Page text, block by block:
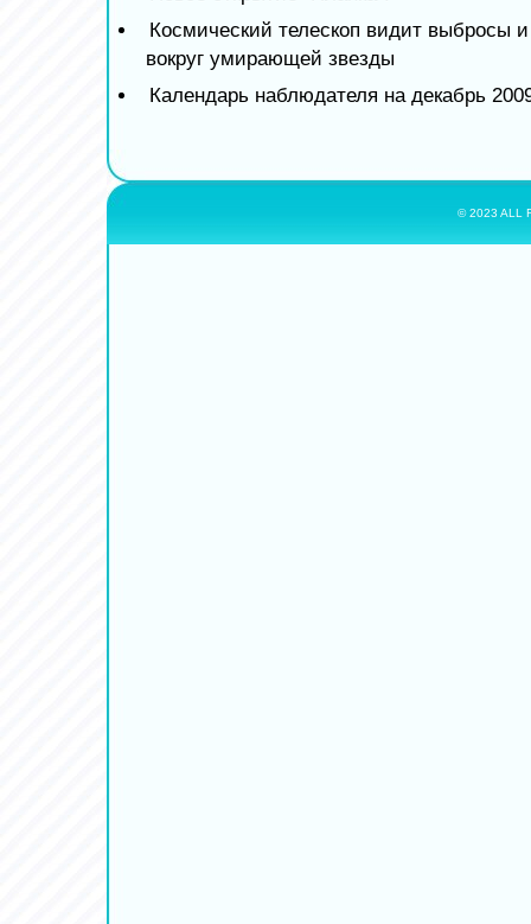
Космический телескоп видит выбросы
вокруг умирающей звезды
Календарь наблюдателя на декабрь
© 2023 ALL